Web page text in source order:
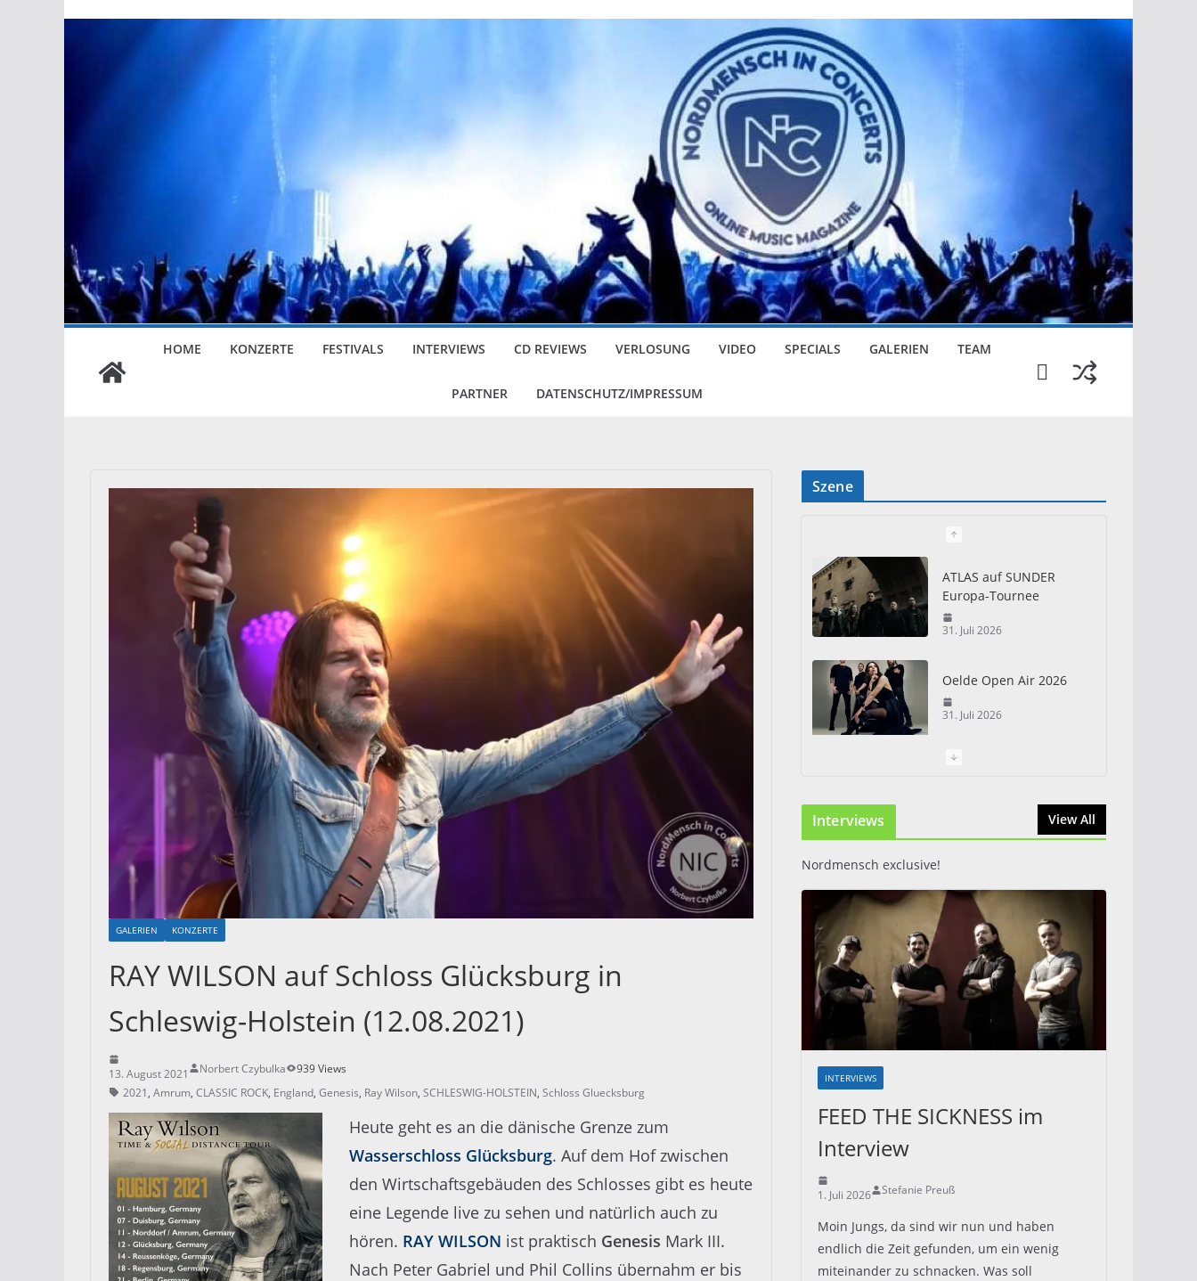
HOME KONZERTE FESTIVALS INTERVIEWS CD REVIEWS VERLOSUNG VIDEO SPECIALS GALERIEN TEAM
PARTNER DATENSCHUTZ/IMPRESSUM
GALERIEN KONZERTE
RAY WILSON auf Schloss Glücksburg in
Schleswig-Holstein (12.08.2021)
13. August 2021 Norbert Czybulka
939 Views
2021, Amrum, CLASSIC ROCK, England, Genesis, Ray Wilson, SCHLESWIG-HOLSTEIN, Schloss Gluecksburg
Heute geht es an die dänische Grenze zum
Wasserschloss Glücksburg. Auf dem Hof zwischen
den Wirtschaftsgebäuden des Schlosses gibt es heute
eine Legende live zu sehen und natürlich auch zu
hören. RAY WILSON ist praktisch Genesis Mark III.
Nach Peter Gabriel und Phil Collins übernahm er bis
Szene
ATLAS auf SUNDER
Europa-Tournee
31. Juli 2026
Oelde Open Air 2026
31. Juli 2026
I Prevail – Violent
Interviews View All
Nordmensch exclusive!
INTERVIEWS
FEED THE SICKNESS im
Interview
1. Juli 2026 Stefanie Preuß
Moin Jungs, da sind wir nun und haben
endlich die Zeit gefunden, um ein wenig
miteinander zu schnacken. Was soll